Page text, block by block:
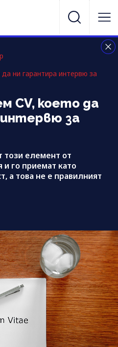
ни гарантира интервю за
CV, което да
за
този елемент от
и го приемат като
а това не е правилният